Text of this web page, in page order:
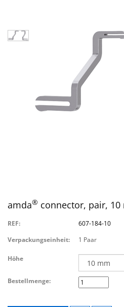
amda® connector, pair, 10
REF:
607-184-10
Verpackungseinheit:
1 Paar
Höhe
Bestellmenge: